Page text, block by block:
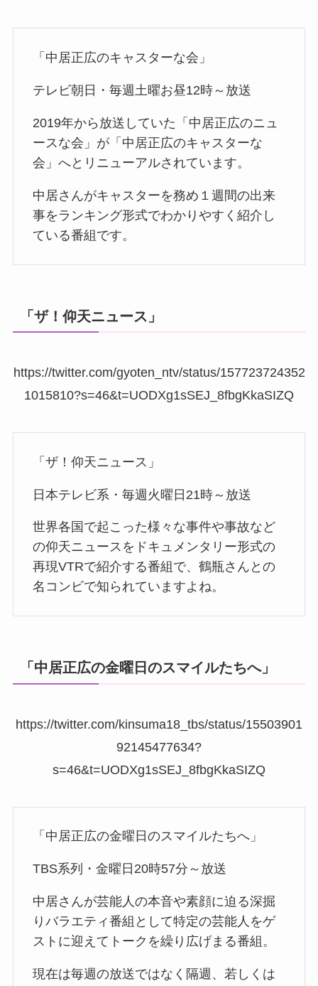
「中居正広のキャスターな会」
テレビ朝日・毎週土曜お昼12時～放送
2019年から放送していた「中居正広のニュ
ースな会」が「中居正広のキャスターな
会」へとリニューアルされています。
中居さんがキャスターを務め１週間の出来
事をランキング形式でわかりやすく紹介し
ている番組です。
「ザ！仰天ニュース」
https://twitter.com/gyoten_ntv/status/157723724352
1015810?s=46&t=UODXg1sSEJ_8fbgKkaSIZQ
「ザ！仰天ニュース」
日本テレビ系・毎週火曜日21時～放送
世界各国で起こった様々な事件や事故など
の仰天ニュースをドキュメンタリー形式の
再現VTRで紹介する番組で、鶴瓶さんとの
名コンビで知られていますよね。
「中居正広の金曜日のスマイルたちへ」
https://twitter.com/kinsuma18_tbs/status/15503901
92145477634?
s=46&t=UODXg1sSEJ_8fbgKkaSIZQ
「中居正広の金曜日のスマイルたちへ」
TBS系列・金曜日20時57分～放送
中居さんが芸能人の本音や素顔に迫る深掘
りバラエティ番組として特定の芸能人をゲ
ストに迎えてトークを繰り広げまる番組。
現在は毎週の放送ではなく隔週、若しくは